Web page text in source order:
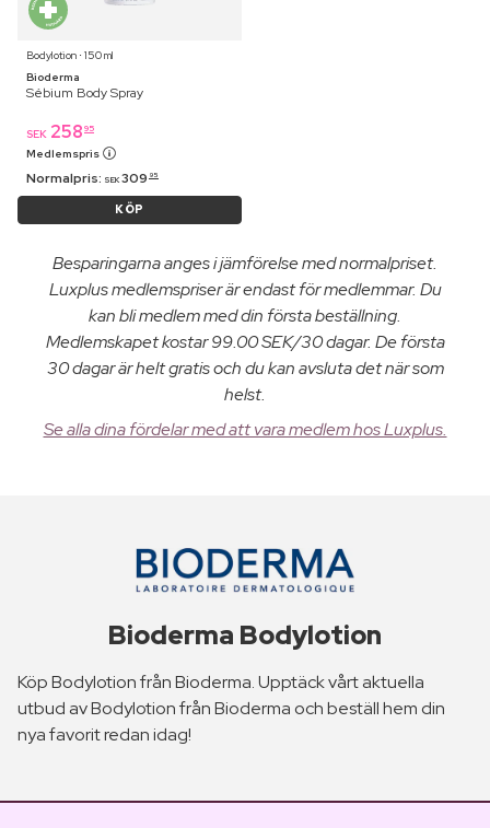
Bodylotion ⋅ 150 ml
Bioderma
Sébium Body Spray
SEK 258 95
Medlemspris
Normalpris: SEK 309 95
KÖP
Besparingarna anges i jämförelse med normalpriset.
Luxplus medlemspriser är endast för medlemmar. Du
kan bli medlem med din första beställning.
Medlemskapet kostar 99.00 SEK/30 dagar. De första
30 dagar är helt gratis och du kan avsluta det när som
helst.
Se alla dina fördelar med att vara medlem hos Luxplus.
Bioderma Bodylotion
Köp Bodylotion från Bioderma. Upptäck vårt aktuella
utbud av Bodylotion från Bioderma och beställ hem din
nya favorit redan idag!